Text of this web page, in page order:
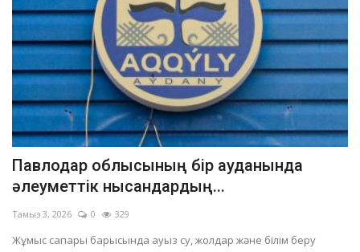
Павлодар облысының бір ауданында
әлеуметтік нысандардың...
Тамыз 3, 2026 0 329
Жұмыс сапары барысында ауыз су, жолдар және білім беру